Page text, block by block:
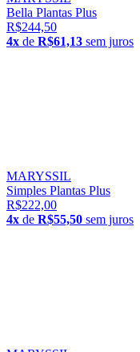
Bella Plantas Plus
R$244,50
4x de R$61,13 sem juros
MARYSSIL
Simples Plantas Plus
R$222,00
4x de R$55,50 sem juros